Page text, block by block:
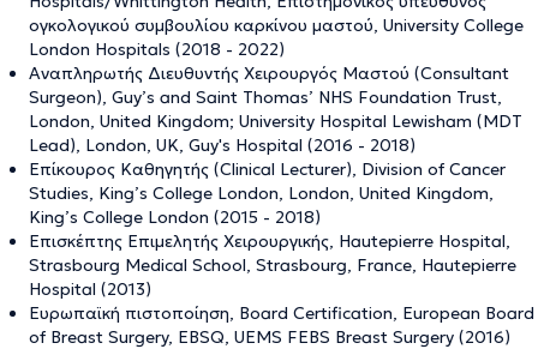
ογκολογικού συμβουλίου καρκίνου μαστού, University College
London Hospitals (2018 - 2022)
Αναπληρωτής Διευθυντής Χειρουργός Μαστού (Consultant
Surgeon), Guy’s and Saint Thomas’ NHS Foundation Trust,
London, United Kingdom; University Hospital Lewisham (MDT
Lead), London, UK, Guy's Hospital (2016 - 2018)
Επίκουρος Καθηγητής (Clinical Lecturer), Division of Cancer
Studies, King’s College London, London, United Kingdom,
King’s College London (2015 - 2018)
Επισκέπτης Επιμελητής Χειρουργικής, Hautepierre Hospital,
Strasbourg Medical School, Strasbourg, France, Hautepierre
Hospital (2013)
Ευρωπαϊκή πιστοποίηση, Board Certification, European Board
of Breast Surgery, EBSQ, UEMS FEBS Breast Surgery (2016)